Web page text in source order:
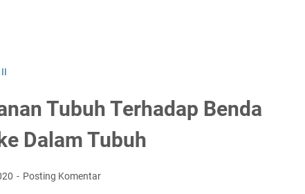
Tubuh Terhadap Benda
Dalam Tubuh
Posting Komentar